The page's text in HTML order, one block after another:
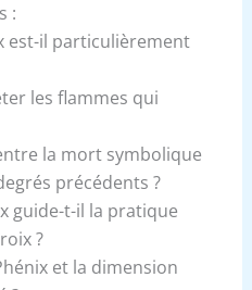
:
est-il particulièrement
les flammes qui
la mort symbolique
précédents ?
guide-t-il la pratique
?
et la dimension